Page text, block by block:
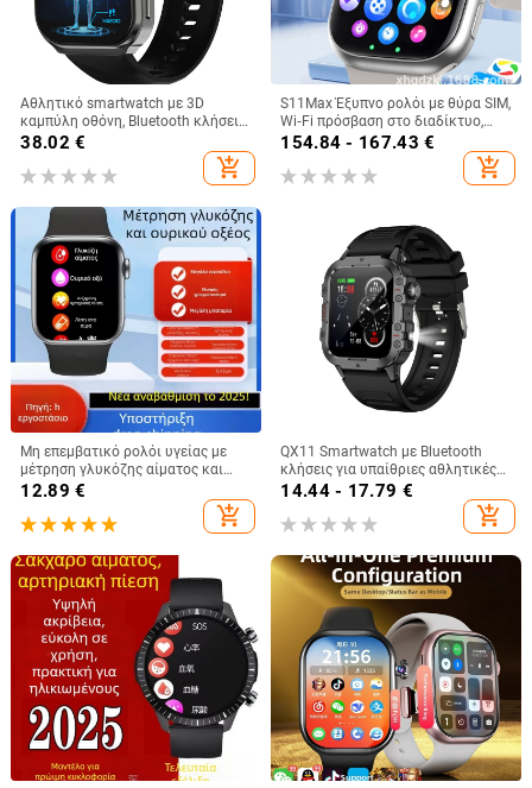
Αθλητικό smartwatch με 3D
καμπύλη οθόνη, Bluetooth κλήσεις,
παρακολούθηση υγείας (σφυγμός,
αρτηριακή πίεση, οξυγόνο στο
αίμα, ύπνος), NFC, αδιάβροχο, έως
U13
38.02 €
add_shopping_cart
S11Max Έξυπνο ρολόι με θύρα SIM,
Wi‑Fi πρόσβαση στο διαδίκτυο,
εντοπισμό 5G, ρολόι τηλεφώνου
154.84 - 167.43 €
add_shopping_cart
Μη επεμβατικό ρολόι υγείας με
μέτρηση γλυκόζης αίματος και
αρτηριακής πίεσης,
παρακολούθηση καρδιακού
ρυθμού, ουρικού οξέος και ύπνου
12.89 €
add_shopping_cart
QX11 Smartwatch με Bluetooth
κλήσεις για υπαίθριες αθλητικές
δραστηριότητες, παρακολούθηση
καρδιακού ρυθμού και αρτηριακής
πίεσης, φωτογράφηση και
14.44 - 17.79 €
add_shopping_cart